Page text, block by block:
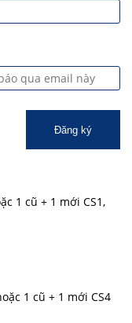
Đăng ký
1 cũ + 1 mới CS1,
1 cũ + 1 mới CS4